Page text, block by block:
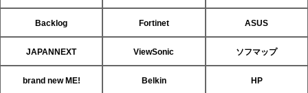
Backlog Fortinet ASUS
JAPANNEXT ViewSonic ソフマップ
brand new ME! Belkin HP